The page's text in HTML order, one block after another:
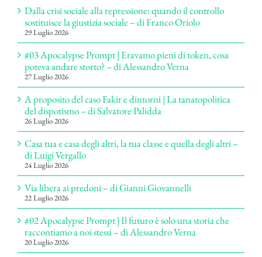
Dalla crisi sociale alla repressione: quando il controllo
sostituisce la giustizia sociale – di Franco Oriolo
29 Luglio 2026
#03 Apocalypse Prompt | Eravamo pieni di token, cosa
poteva andare storto? – di Alessandro Verna
27 Luglio 2026
A proposito del caso Fakir e dintorni | La tanatopolitica
del dispotismo – di Salvatore Palidda
26 Luglio 2026
Casa tua e casa degli altri, la tua classe e quella degli altri –
di Luigi Vergallo
24 Luglio 2026
Via libera ai predoni – di Gianni Giovannelli
22 Luglio 2026
#02 Apocalypse Prompt | Il futuro è solo una storia che
raccontiamo a noi stessi – di Alessandro Verna
20 Luglio 2026